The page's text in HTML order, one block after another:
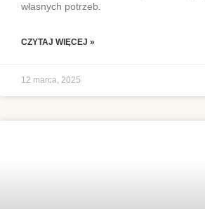
własnych potrzeb.
CZYTAJ WIĘCEJ »
12 marca, 2025